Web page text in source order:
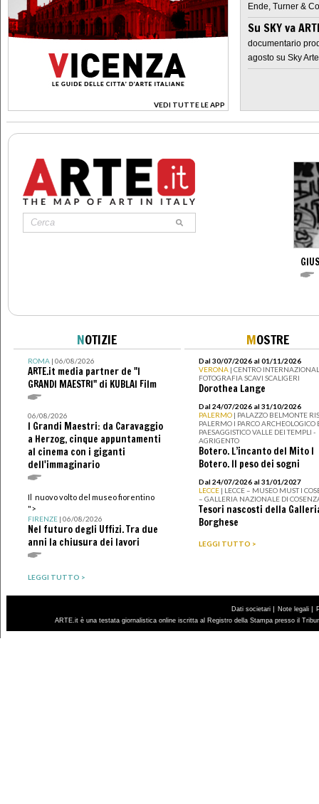
VEDI TUTTE LE APP
>
Ende, Turner &
Su SKY va
documentario
agosto su Sky Arte
NOTIZIE
ROMA| 06/08/2026
ARTE.it media partner de "I
GRANDI MAESTRI" di KUBLAI Film
06/08/2026
I Grandi Maestri: da Caravaggio
a Herzog, cinque appuntamenti
al cinema con i giganti
dell'immaginario
Il nuovo volto del museo fiorentino
">
FIRENZE| 06/08/2026
Nel futuro degli Uffizi. Tra due
anni la chiusura dei lavori
LEGGI TUTTO >
MOSTRE
Dal 30/07/2026 al 01/11/2026
VERONA | CENTRO
FOTOGRAFIA SCAVI SCALIGERI
Dorothea Lange
Dal 24/07/2026 al 31/10/2026
PALERMO | PALAZZO BELMONTE
PALERMO I PARCO ARCHEOLOGICO
PAESAGGISTICO VALLE DEI TEMPLI -
AGRIGENTO
Botero. L’incanto del Mito I
Botero. Il peso dei sogni
Dal 24/07/2026 al 31/01/2027
LECCE | LECCE – MUSEO MUST I
– GALLERIA NAZIONALE DI
Tesori nascosti della
Borghese
LEGGI TUTTO >
Dati societari | Note legali |
ARTE.it è una testata giornalistica online iscritta al Registro della Stampa presso il